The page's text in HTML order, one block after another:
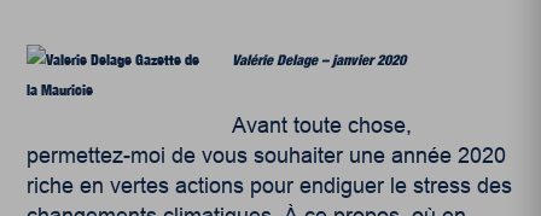
Valérie Delage – janvier 2020
Avant toute chose,
permettez-moi de vous souhaiter une année 2020
riche en vertes actions pour endiguer le stress des